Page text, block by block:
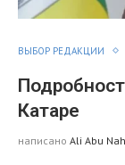
ВЫБОР РЕДАКЦИИ
Катаре
написано Ali Abu